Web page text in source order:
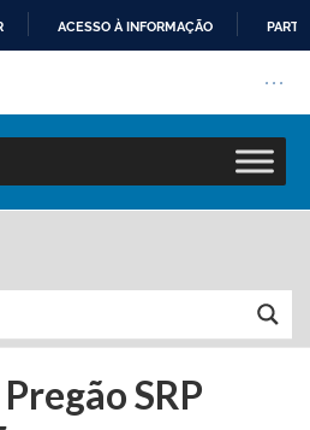
ACESSO À INFORMAÇÃO
da
SRP